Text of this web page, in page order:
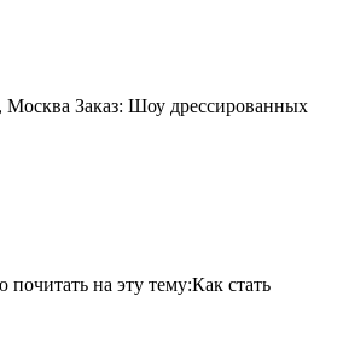
Заказ: Шоу дрессированных
на эту тему:Как стать